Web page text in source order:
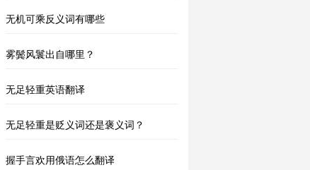
无机可乘反义词有哪些
雾鬓风鬟出自哪里？
无足轻重英语翻译
无足轻重是贬义词还是褒义词？
握手言欢用俄语怎么翻译